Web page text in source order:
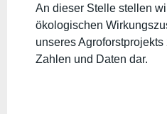
An dieser Stelle stellen
ökologischen
unseres
Zahlen und Daten dar.